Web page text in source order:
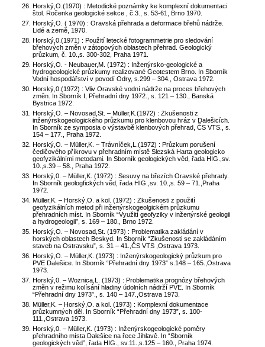
Horský,O.(1970) : Metodické poznámky ke komplexní dokumentaci
štol. Ročenka geologické sekce , č.3., s. 53-61, Brno 1970.
Horský,O. ( 1970) : Oravská přehrada a deformace břehů nádrže.
Lidé a země, 1970.
Horský,0.(1971) : Použití letecké fotogrammetrie pro sledování
břehových změn v zátopových oblastech přehrad. Geologický
průzkum, č. 10.,s. 300-302, Praha 1971.
Horský,O. - Neubauer,M. (1972) : Inženýrsko-geologické a
hydrogeologické průzkumy realizované Geotestem Brno. In Sborník
Vodní hospodářství v povodí Odry, s.299 – 304., Ostrava 1972.
Horský,0.(1972) : Vliv Oravské vodní nádrže na proces břehových
změn. In Sborník I, Přehradní dny 1972., s. 121 – 130., Banská
Bystrica 1972.
Horský,O. – Novosad,St. – Müller,K.(1972) : Zkušenosti z
inženýrskogeologického průzkumu pro klenbovou hráz v Dalešicích.
In Sborník ze symposia o výstavbě klenbových přehrad, ČS VTS., s.
154 – 177., Praha 1972.
Horský,O. – Müller,K. – Trávníček,L.(1972) : Průzkum porušení
čedičového příkrovu v přehradním místě Slezská Harta geologicko
geofyzikálními metodami. In Sborník geologických věd, řada HIG.,sv.
10.,s.39 – 58., Praha 1972.
Horský,0. – Müller,K. (1972) : Sesuvy na březích Oravské přehrady.
In Sborník geologfických věd, řada HIG.,sv. 10.,s. 59 – 71.,Praha
1972.
Müller,K. – Horský,O. a kol. (1972) : Zkušenosti z použití
geofyzikálních metod při inženýrskogeolgickém průzkumu
přehradních míst. In Sborník “Využití geofyziky v inženýrské geologii
a hydrogeologii”, s. 169 – 180., Brno 1972.
Horský,O. – Novosad,St. (1973) : Problematika zakládání v
horských oblastech Beskyd. In Sborník “Zkušenosti se zakládáním
staveb na Ostravsku”, s. 31 – 41.,ČS VTS ,Ostrava 1973.
Horský,O. – Müller,K. (1973) : Inženýrskogeologický průzkum pro
PVE Dalešice. In Sborník “Přehradní dny 1973” s.148 – 165.,Ostrava
1973.
Horský,0. – Woznica,L. (1973) : Problematika prognózy břehových
změn v režimu kolísání hladiny údolních nádrží PVE. In Sborník
“Přehradní dny 1973”., s. 140 – 147.,Ostrava 1973.
Müller,K. – Horský,O. a kol. (1973) : Komplexní dokumentace
průzkumných děl. In Sborník “Přehradní dny 1973”, s. 100-
111.,Ostrava 1973.
Horský,0. – Müller,K. (1973) : Inženýrskogeologické poměry
přehradního místa Dalešice na řece Jihlavě. In “Sborník
geologických věd”, řada HIG., sv.11.,s.125 – 160., Praha 1974.